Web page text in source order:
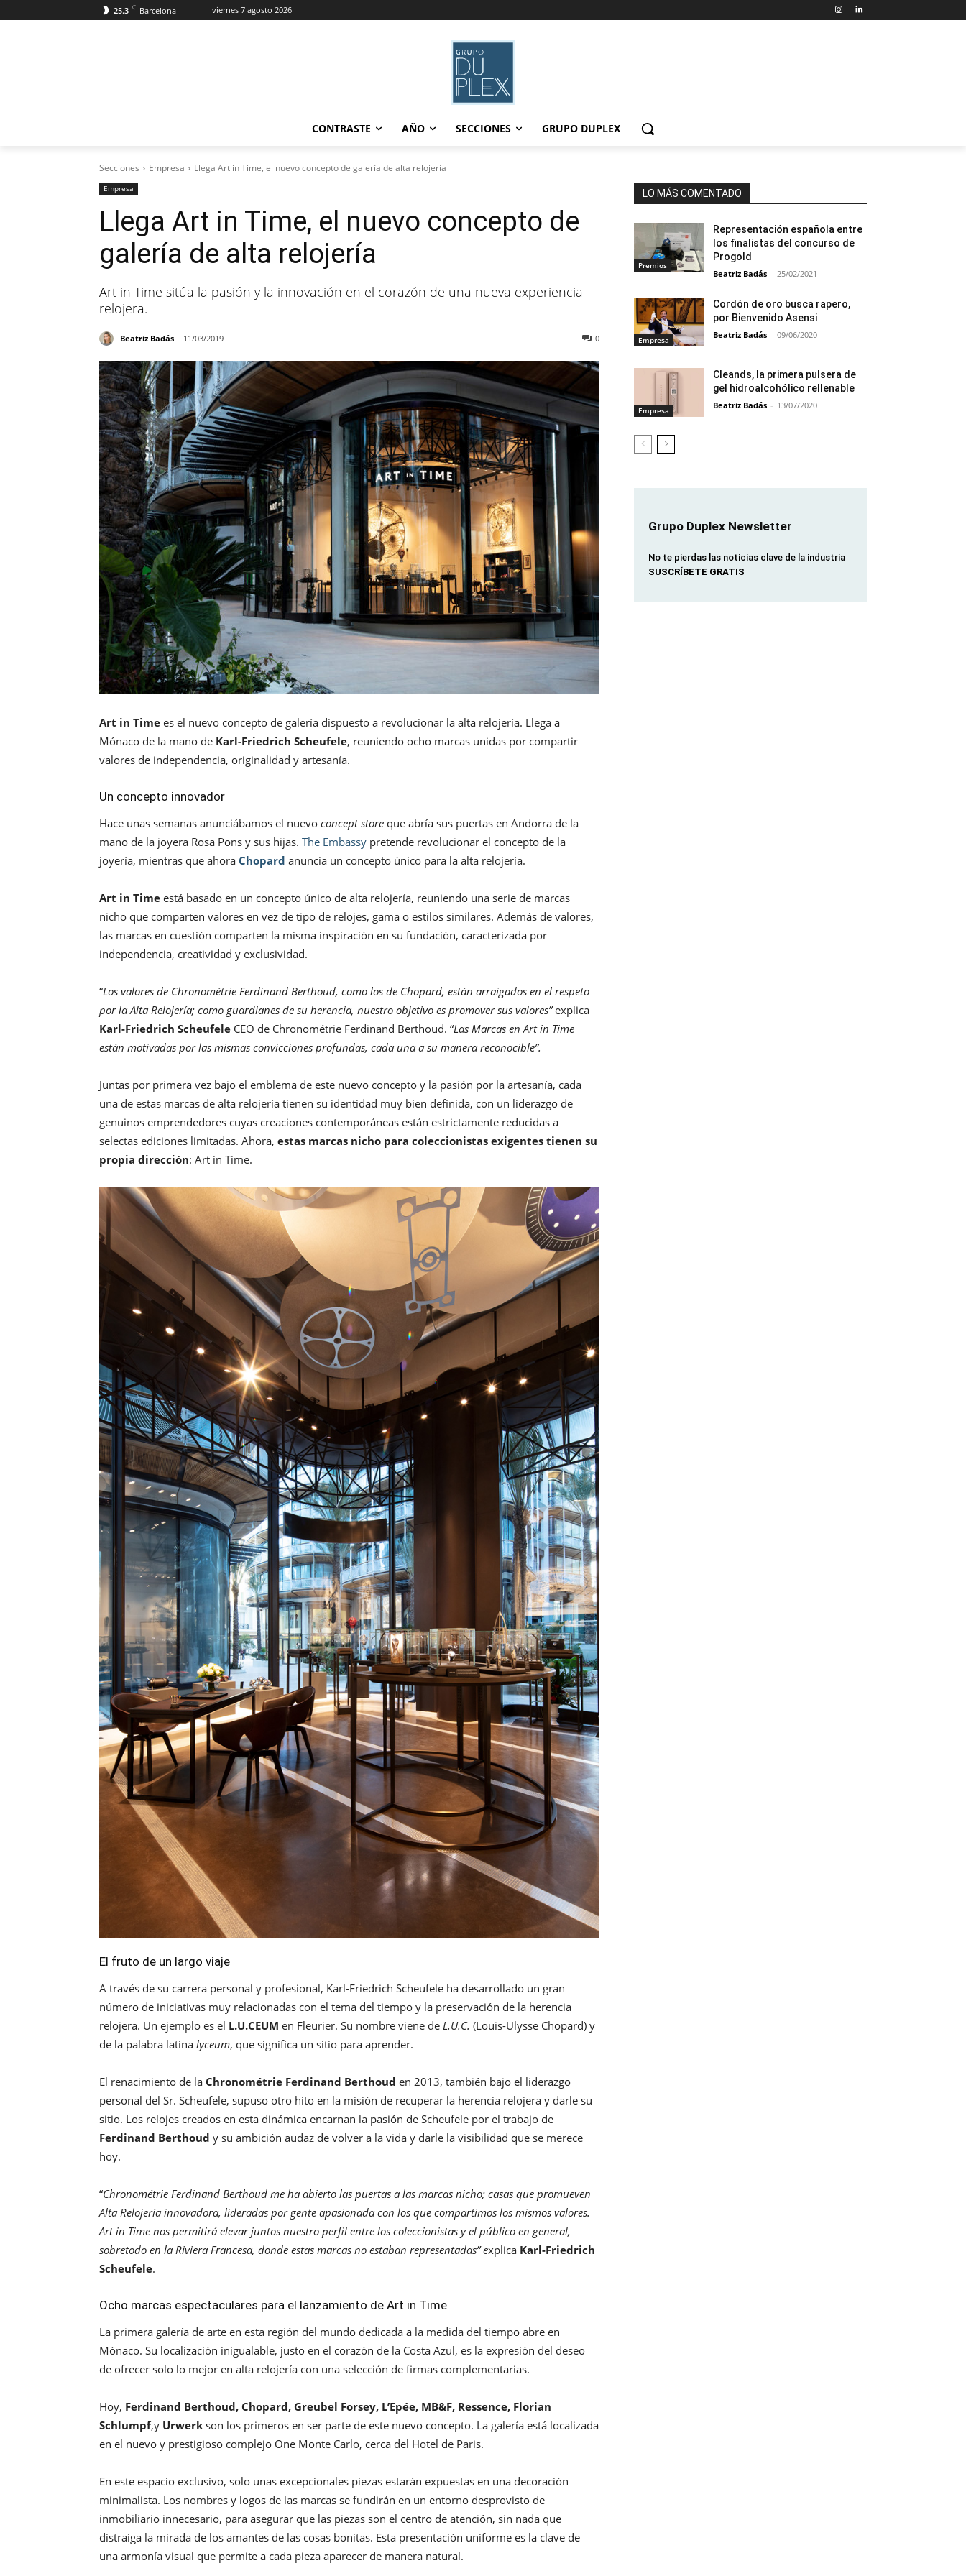
25.3 C Barcelona viernes 7 agosto 2026
CONTRASTE AÑO SECCIONES GRUPO DUPLEX
Secciones Empresa Llega Art in Time, el nuevo concepto de galería de alta relojería
Empresa
Llega Art in Time, el nuevo concepto de
galería de alta relojería
Art in Time sitúa la pasión y la innovación en el corazón de una nueva experiencia
relojera.
Beatriz Badás 11/03/2019 0
Art in Time es el nuevo concepto de galería dispuesto a revolucionar la alta relojería. Llega a
Mónaco de la mano de Karl-Friedrich Scheufele, reuniendo ocho marcas unidas por compartir
valores de independencia, originalidad y artesanía.
Un concepto innovador
Hace unas semanas anunciábamos el nuevo concept store que abría sus puertas en Andorra de la
mano de la joyera Rosa Pons y sus hijas. The Embassy pretende revolucionar el concepto de la
joyería, mientras que ahora Chopard anuncia un concepto único para la alta relojería.
Art in Time está basado en un concepto único de alta relojería, reuniendo una serie de marcas
nicho que comparten valores en vez de tipo de relojes, gama o estilos similares. Además de valores,
las marcas en cuestión comparten la misma inspiración en su fundación, caracterizada por
independencia, creatividad y exclusividad.
“Los valores de Chronométrie Ferdinand Berthoud, como los de Chopard, están arraigados en el respeto
por la Alta Relojería; como guardianes de su herencia, nuestro objetivo es promover sus valores”explica
Karl-Friedrich Scheufele CEO de Chronométrie Ferdinand Berthoud. “Las Marcas en Art in Time
están motivadas por las mismas convicciones profundas, cada una a su manera reconocible”.
Juntas por primera vez bajo el emblema de este nuevo concepto y la pasión por la artesanía, cada
una de estas marcas de alta relojería tienen su identidad muy bien definida, con un liderazgo de
genuinos emprendedores cuyas creaciones contemporáneas están estrictamente reducidas a
selectas ediciones limitadas. Ahora, estas marcas nicho para coleccionistas exigentes tienen su
propia dirección: Art in Time.
El fruto de un largo viaje
A través de su carrera personal y profesional, Karl-Friedrich Scheufele ha desarrollado un gran
número de iniciativas muy relacionadas con el tema del tiempo y la preservación de la herencia
relojera. Un ejemplo es el L.U.CEUM en Fleurier. Su nombre viene de L.U.C. (Louis-Ulysse Chopard) y
de la palabra latina lyceum, que significa un sitio para aprender.
El renacimiento de la Chronométrie Ferdinand Berthoud en 2013, también bajo el liderazgo
personal del Sr. Scheufele, supuso otro hito en la misión de recuperar la herencia relojera y darle su
sitio. Los relojes creados en esta dinámica encarnan la pasión de Scheufele por el trabajo de
Ferdinand Berthoud y su ambición audaz de volver a la vida y darle la visibilidad que se merece
hoy.
“Chronométrie Ferdinand Berthoud me ha abierto las puertas a las marcas nicho; casas que promueven
Alta Relojería innovadora, lideradas por gente apasionada con los que compartimos los mismos valores.
Art in Time nos permitirá elevar juntos nuestro perfil entre los coleccionistas y el público en general,
sobretodo en la Riviera Francesa, donde estas marcas no estaban representadas” explica Karl-Friedrich
Scheufele.
Ocho marcas espectaculares para el lanzamiento de Art in Time
La primera galería de arte en esta región del mundo dedicada a la medida del tiempo abre en
Mónaco. Su localización inigualable, justo en el corazón de la Costa Azul, es la expresión del deseo
de ofrecer solo lo mejor en alta relojería con una selección de firmas complementarias.
Hoy, Ferdinand Berthoud, Chopard, Greubel Forsey, L’Epée, MB&F, Ressence, Florian
Schlumpf,y Urwerk son los primeros en ser parte de este nuevo concepto. La galería está localizada
en el nuevo y prestigioso complejo One Monte Carlo, cerca del Hotel de Paris.
En este espacio exclusivo, solo unas excepcionales piezas estarán expuestas en una decoración
minimalista. Los nombres y logos de las marcas se fundirán en un entorno desprovisto de
inmobiliario innecesario, para asegurar que las piezas son el centro de atención, sin nada que
distraiga la mirada de los amantes de las cosas bonitas. Esta presentación uniforme es la clave de
una armonía visual que permite a cada pieza aparecer de manera natural.
LO MÁS COMENTADO
Premios
Representación española entre
los finalistas del concurso de
Progold
Beatriz Badás - 25/02/2021
Empresa
Cordón de oro busca rapero,
por Bienvenido Asensi
Beatriz Badás - 09/06/2020
Empresa
Cleands, la primera pulsera de
gel hidroalcohólico rellenable
Beatriz Badás - 13/07/2020
Grupo Duplex Newsletter
No te pierdas las noticias clave de la industria
SUSCRÍBETE GRATIS